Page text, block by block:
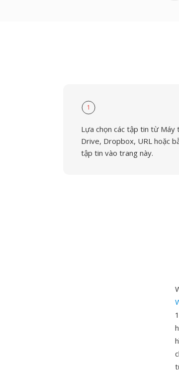
1
Lựa chọn các tập tin từ Máy
Drive, Dropbox, URL hoặc
tập tin vào trang này.